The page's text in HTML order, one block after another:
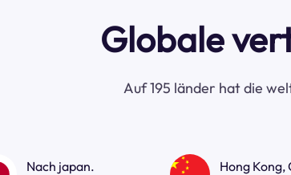
Globale
Auf 195 länder hat die
Nach japan. Hong Kong,